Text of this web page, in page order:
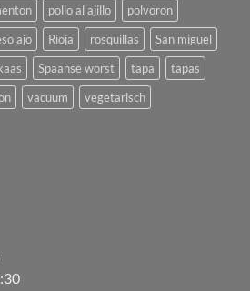
pollo al ajillo
polvoron
ajo Rioja rosquillas
San miguel
Spaanse worst tapa
tapas
vacuum vegetarisch